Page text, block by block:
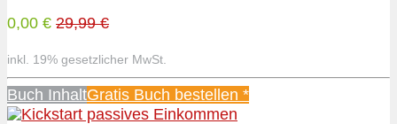
0,00 € 29,99 €
inkl. 19% gesetzlicher MwSt.
Buch InhaltGratis Buch bestellen *